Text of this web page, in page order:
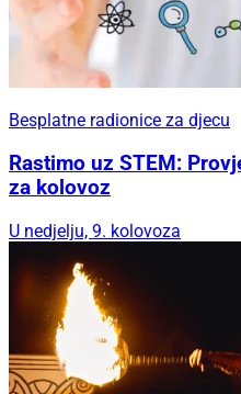
Besplatne radionice za djecu
Rastimo uz STEM:
za kolovoz
U nedjelju, 9. kolovoza